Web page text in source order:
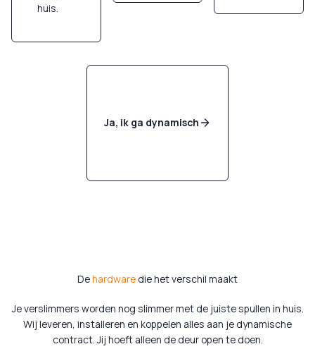
huis.
Ja, ik ga dynamisch
Dehardware die het verschil maakt
Je verslimmers worden nog slimmer met de juiste spullen in huis.
Wij leveren, installeren en koppelen alles aan je dynamische
contract. Jij hoeft alleen de deur open te doen.